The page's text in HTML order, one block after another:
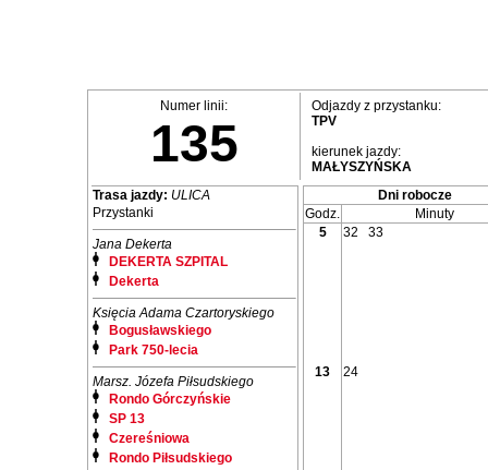
Numer linii:
135
Odjazdy z przystanku:
TPV
kierunek jazdy:
MAŁYSZYŃSKA
Trasa jazdy: ULICA
Przystanki
Jana Dekerta
DEKERTA SZPITAL
Dekerta
Księcia Adama Czartoryskiego
Bogusławskiego
Park 750-lecia
Marsz. Józefa Piłsudskiego
Rondo Górczyńskie
SP 13
Czereśniowa
Rondo Piłsudskiego
Dni robocze
Godz.
Minuty
5
32 33
13 24